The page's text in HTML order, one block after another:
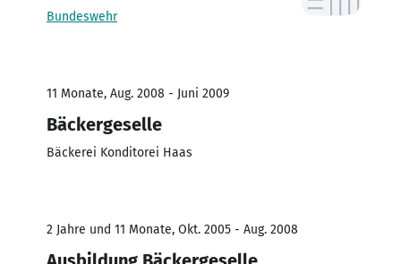
Bundeswehr
11 Monate, Aug. 2008 - Juni 2009
Bäckergeselle
Bäckerei Konditorei Haas
2 Jahre und 11 Monate, Okt. 2005 - Aug. 2008